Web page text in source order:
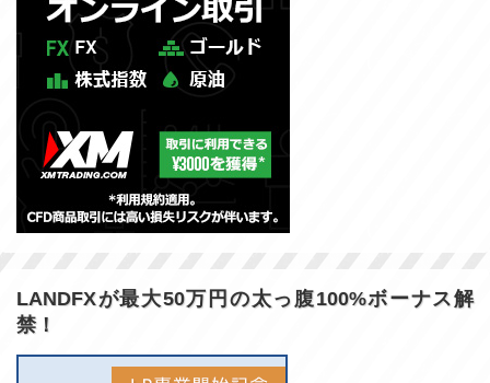
LANDFXが最大50万円の太っ腹100%ボーナス解
禁！